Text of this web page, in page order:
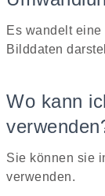
Es wandelt
Bilddaten
Wo kann
Sie können sie
verwenden.